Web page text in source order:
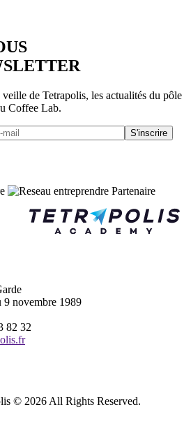
de Tetrapolis, les actualités du pôle
Coffee Lab.
S'inscrire
9 novembre 1989
82 32
© 2026 All Rights Reserved.